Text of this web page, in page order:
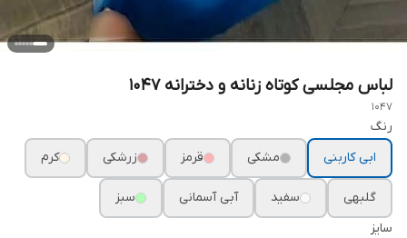
لباس مجلسی کوتاه زنانه و دخترانه ۱۰۴۷
1047
رنگ
ابی کاربنی
مشکی قرمز زرشکی کرم
گلبهی سفید آبی آسمانی
سبز
سایز